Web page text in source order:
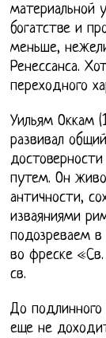
материальной
богатстве и
меньше,
Ренессанса.
переходного
Уильям Оккам
развивал
путем. Он
античности,
изваяниями
подозреваем
во фреске
св.
До подлинного
еще не